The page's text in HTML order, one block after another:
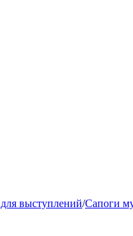
выступлений/Сапоги